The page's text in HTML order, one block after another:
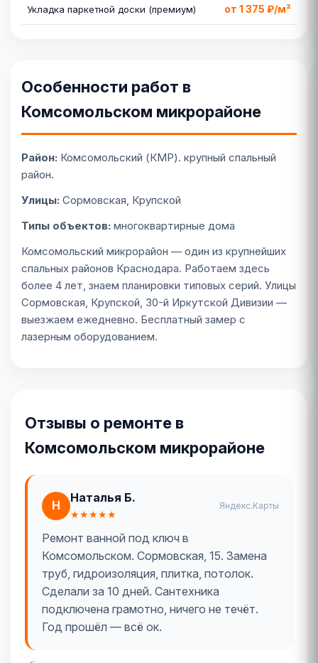
Укладка паркетной доски (премиум) от 1 375 ₽/м²
Особенности работ в
Комсомольском микрорайоне
Район: Комсомольский (КМР). крупный спальный
район.
Улицы: Сормовская, Крупской
Типы объектов: многоквартирные дома
Комсомольский микрорайон — один из крупнейших
спальных районов Краснодара. Работаем здесь
более 4 лет, знаем планировки типовых серий. Улицы
Сормовская, Крупской, 30-й Иркутской Дивизии —
выезжаем ежедневно. Бесплатный замер с
лазерным оборудованием.
Отзывы о ремонте в
Комсомольском микрорайоне
Н
Наталья Б.
★★★★★
Яндекс.Карты
Ремонт ванной под ключ в
Комсомольском. Сормовская, 15. Замена
труб, гидроизоляция, плитка, потолок.
Сделали за 10 дней. Сантехника
подключена грамотно, ничего не течёт.
Год прошёл — всё ок.